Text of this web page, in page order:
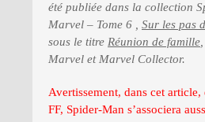
été publiée dans la collection
Marvel – Tome 6 , Sur les pas
sous le titre Réunion de famille
Marvel et Marvel Collector.
Avertissement, dans cet
FF, Spider-Man s’associera